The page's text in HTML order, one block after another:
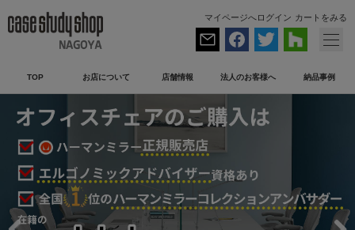
マイページへログイン カートをみる
TOP お店について 店舗情報 法人のお客様へ 納品事例